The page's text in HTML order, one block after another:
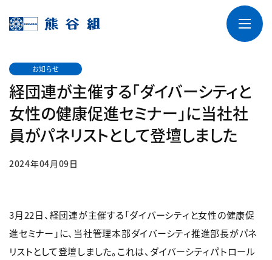
お知らせ
経団連が主催する「ダイバーシティと
女性の健康促進セミナー」に当社社
員がパネリストとして登壇しました
2024年04月09日
3月22日、経団連が主催する「ダイバーシティと女性の健康促
進セミナー」に、当社管理本部ダイバーシティ推進部長がパネ
リストとして登壇しました。これは、ダイバーシティパトロール